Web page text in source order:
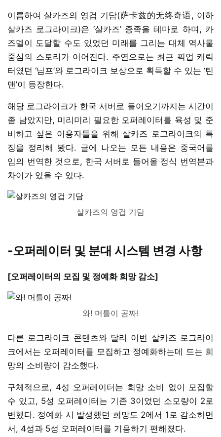
이름하여 살카즈의 영겁 기담(萨卡兹的无终奇语, 이하
살카즈 로그라이크)은 ‘살카즈’ 종족을 테마로 하며, 카
즈델이 도달할 수도 있었던 미래를 그리는 대체 역사물
중심의 스토리가 이어진다. 주연으로는 최근 픽업 캐릭
터였던 ‘님프’와 로그라이크 보상으로 획득할 수 있는 ‘틴
맨’이 등장한다.
해당 로그라이크가 한국 서버로 들어오기까지는 시간이
좀 남았지만, 미리미리 필요한 오퍼레이터를 육성 및 준
비하고 싶은 이용자들을 위해 살카즈 로그라이크의 특
징을 정리해 봤다. 글에 나오는 모든 내용은 중국어를
임의 번역한 것으로, 한국 서버로 들어올 정식 번역본과
차이가 있을 수 있다.
살카즈의 영겁 기담
-오퍼레이터 및 분대 시스템 변경 사항
[오퍼레이터의 모집 및 정예화 희망 감소]
와! 머틀이 공짜!
다른 로그라이크 콘텐츠와 달리 이번 살카즈 로그라이
크에서는 오퍼레이터를 모집하고 정예화하는데 드는 희
망의 소비량이 감소했다.
구체적으로, 4성 오퍼레이터는 희망 소비 없이 모집할
수 있고, 5성 오퍼레이터는 기존 3이었던 소모량이 2로
변했다. 정예화 시 발생했던 희망도 2에서 1로 감소하면
서, 4성과 5성 오퍼레이터를 기용하기 편해졌다.